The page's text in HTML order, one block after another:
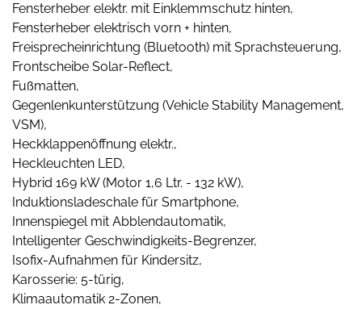
Fensterheber elektr. mit Einklemmschutz hinten,
Fensterheber elektrisch vorn + hinten,
Freisprecheinrichtung (Bluetooth) mit Sprachsteuerung,
Frontscheibe Solar-Reflect,
Fußmatten,
Gegenlenkunterstützung (Vehicle Stability Management,
VSM),
Heckklappenöffnung elektr.,
Heckleuchten LED,
Hybrid 169 kW (Motor 1,6 Ltr. - 132 kW),
Induktionsladeschale für Smartphone,
Innenspiegel mit Abblendautomatik,
Intelligenter Geschwindigkeits-Begrenzer,
Isofix-Aufnahmen für Kindersitz,
Karosserie: 5-türig,
Klimaautomatik 2-Zonen,